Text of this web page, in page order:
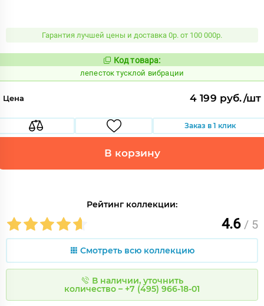
Гарантия лучшей цены и доставка 0р. от 100 000р.
Код:
872635
Код товара:
лепесток тусклой вибрации
Цена 4 199 руб./шт
Заказ в 1 клик
В корзину
Рейтинг коллекции:
4.6 / 5
Смотреть всю коллекцию
В наличии, уточнить
количество – +7 (495) 966-18-01